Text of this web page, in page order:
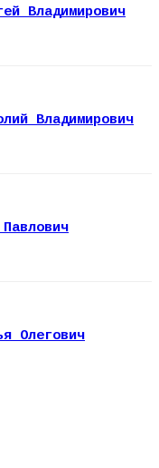
Владимирович
Владимирович
Олегович